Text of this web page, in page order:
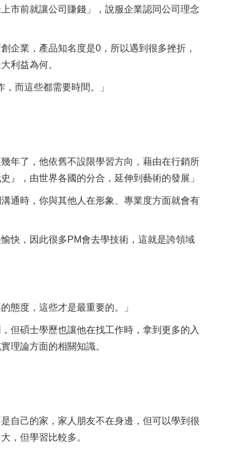
市前就讓公司賺錢」，說服企業認同公司理念
企業，產品知名度是0，所以遇到很多挫折，
利益為何。
而這些都需要時間。」
年了，他依舊不設限學習方向，藉由在行銷所
』，由世界各國的分合，延伸到藝術的發展」
通時，你與其他人在形象、專業度方面就會有
快，因此很多PM會去學技術，這就是誇領域
態度，這些才是最重要的。」
但碩士學歷也讓他在找工作時，拿到更多的入
理論方面的相關知識。
自己的家，家人朋友不在身邊，但可以學到很
，但學習比較多。